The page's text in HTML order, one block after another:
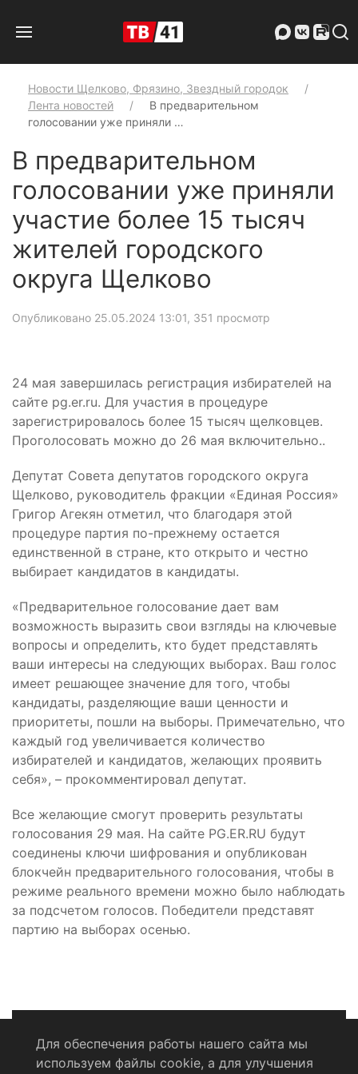
Новости Щелково, Фрязино, Звездный городок
Лента новостей
В предварительном
голосовании уже приняли …
В предварительном
голосовании уже приняли
участие более 15 тысяч
жителей городского
округа Щелково
Опубликовано 25.05.2024 13:01, 351 просмотр
24 мая завершилась регистрация избирателей на
сайте pg.er.ru. Для участия в процедуре
зарегистрировалось более 15 тысяч щелковцев.
Проголосовать можно до 26 мая включительно..
Депутат Совета депутатов городского округа
Щелково, руководитель фракции «Единая Россия»
Григор Агекян отметил, что благодаря этой
процедуре партия по-прежнему остается
единственной в стране, кто открыто и честно
выбирает кандидатов в кандидаты.
«Предварительное голосование дает вам
возможность выразить свои взгляды на ключевые
вопросы и определить, кто будет представлять
ваши интересы на следующих выборах. Ваш голос
имеет решающее значение для того, чтобы
кандидаты, разделяющие ваши ценности и
приоритеты, пошли на выборы. Примечательно, что
каждый год увеличивается количество
избирателей и кандидатов, желающих проявить
себя», – прокомментировал депутат.
Все желающие смогут проверить результаты
голосования 29 мая. На сайте PG.ER.RU будут
соединены ключи шифрования и опубликован
блокчейн предварительного голосования, чтобы в
режиме реального времени можно было наблюдать
за подсчетом голосов. Победители представят
партию на выборах осенью.
Для обеспечения работы нашего сайта мы
используем файлы cookie, а для улучшения